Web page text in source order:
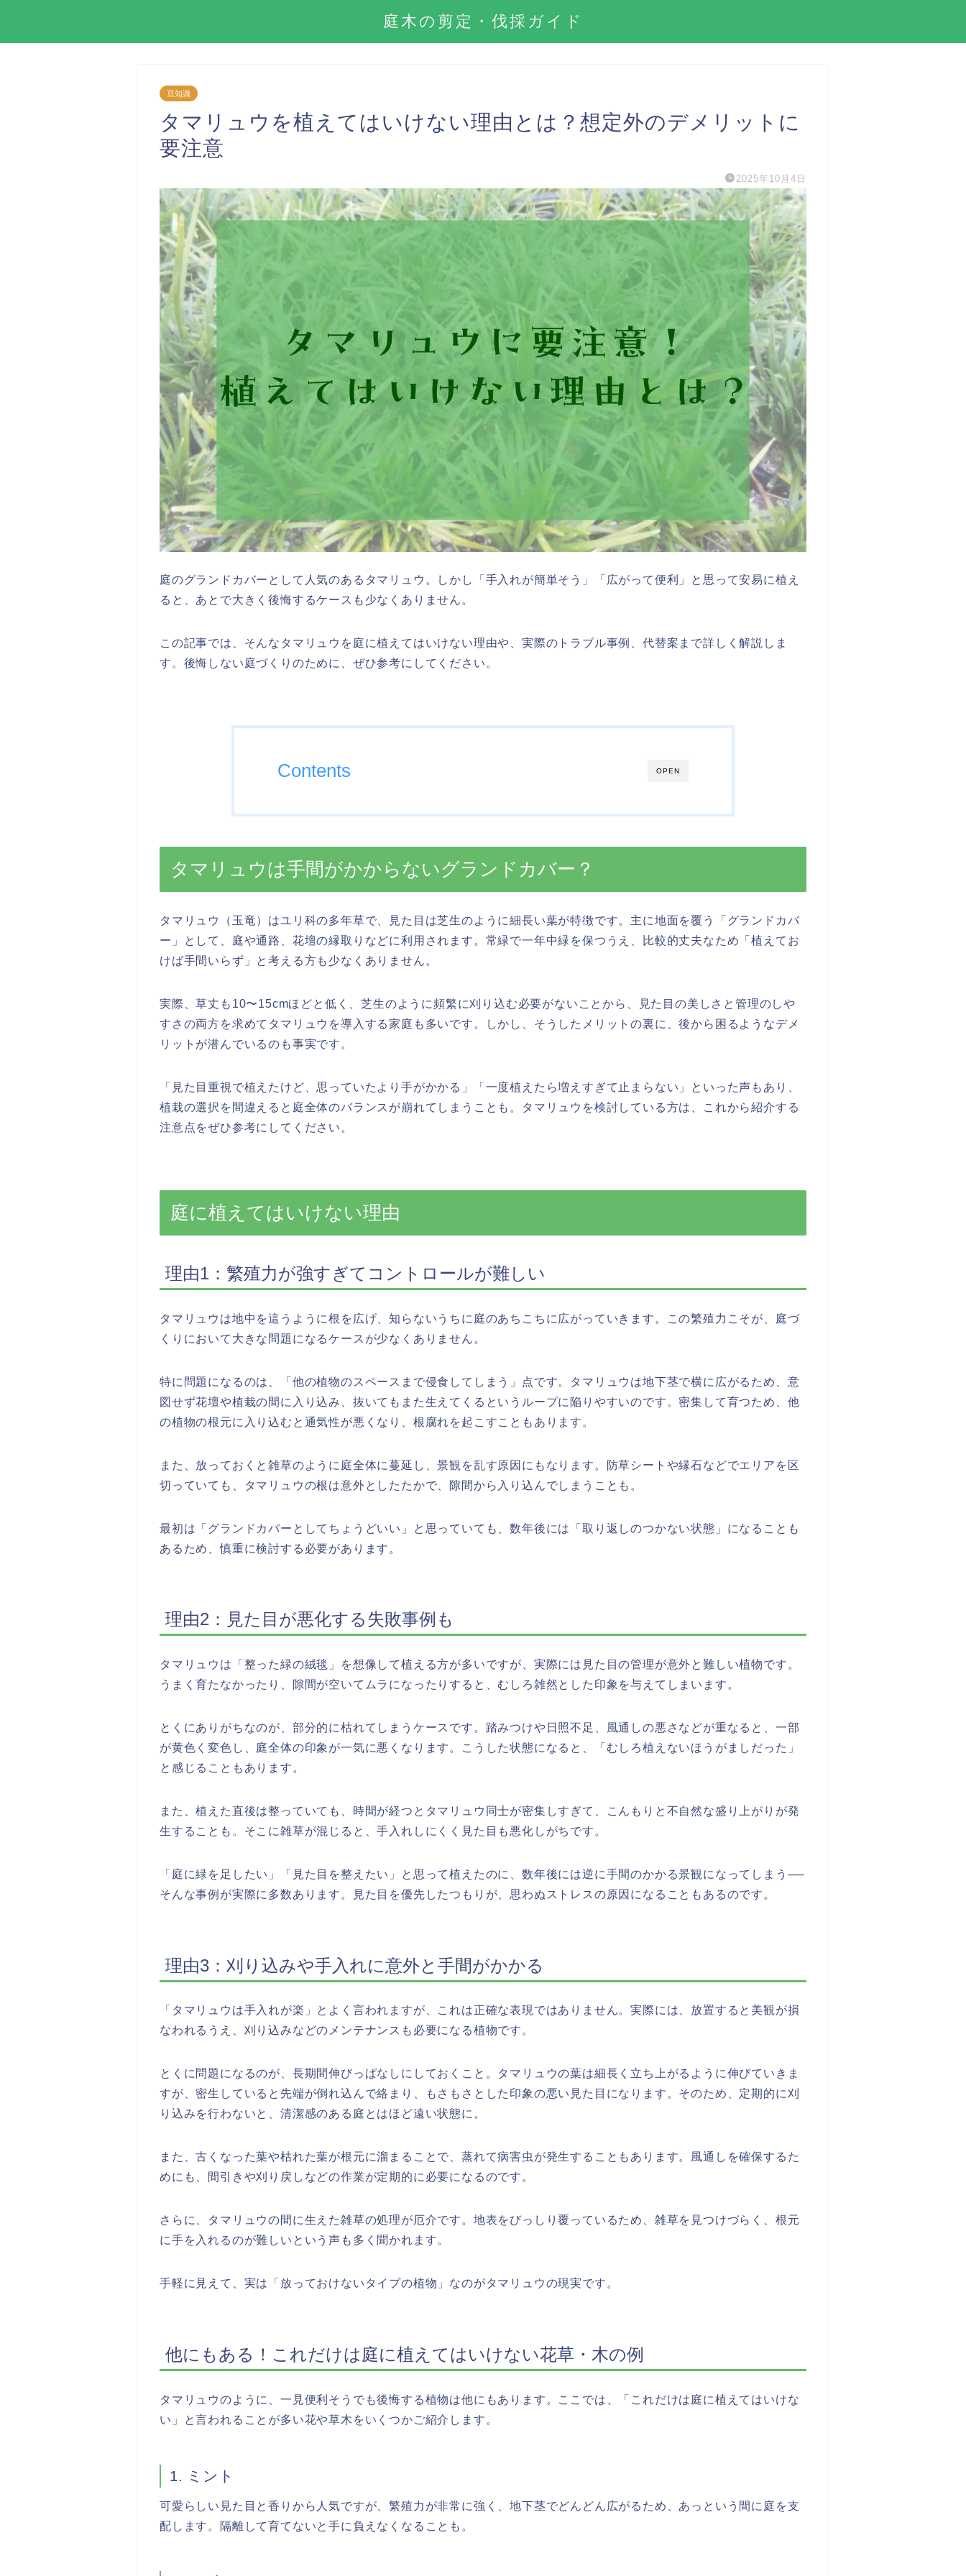
庭木の剪定・伐採ガイド
豆知識
タマリュウを植えてはいけない理由とは？想定外のデメリットに
要注意
2025年10月4日
庭のグランドカバーとして人気のあるタマリュウ。しかし「手入れが簡単そう」「広がって便利」と思って安易に植え
ると、あとで大きく後悔するケースも少なくありません。
この記事では、そんなタマリュウを庭に植えてはいけない理由や、実際のトラブル事例、代替案まで詳しく解説しま
す。後悔しない庭づくりのために、ぜひ参考にしてください。
OPEN
Contents
タマリュウは手間がかからないグランドカバー？
タマリュウ（玉竜）はユリ科の多年草で、見た目は芝生のように細長い葉が特徴です。主に地面を覆う「グランドカバ
ー」として、庭や通路、花壇の縁取りなどに利用されます。常緑で一年中緑を保つうえ、比較的丈夫なため「植えてお
けば手間いらず」と考える方も少なくありません。
実際、草丈も10〜15cmほどと低く、芝生のように頻繁に刈り込む必要がないことから、見た目の美しさと管理のしや
すさの両方を求めてタマリュウを導入する家庭も多いです。しかし、そうしたメリットの裏に、後から困るようなデメ
リットが潜んでいるのも事実です。
「見た目重視で植えたけど、思っていたより手がかかる」「一度植えたら増えすぎて止まらない」といった声もあり、
植栽の選択を間違えると庭全体のバランスが崩れてしまうことも。タマリュウを検討している方は、これから紹介する
注意点をぜひ参考にしてください。
庭に植えてはいけない理由
理由1：繁殖力が強すぎてコントロールが難しい
タマリュウは地中を這うように根を広げ、知らないうちに庭のあちこちに広がっていきます。この繁殖力こそが、庭づ
くりにおいて大きな問題になるケースが少なくありません。
特に問題になるのは、「他の植物のスペースまで侵食してしまう」点です。タマリュウは地下茎で横に広がるため、意
図せず花壇や植栽の間に入り込み、抜いてもまた生えてくるというループに陥りやすいのです。密集して育つため、他
の植物の根元に入り込むと通気性が悪くなり、根腐れを起こすこともあります。
また、放っておくと雑草のように庭全体に蔓延し、景観を乱す原因にもなります。防草シートや縁石などでエリアを区
切っていても、タマリュウの根は意外としたたかで、隙間から入り込んでしまうことも。
最初は「グランドカバーとしてちょうどいい」と思っていても、数年後には「取り返しのつかない状態」になることも
あるため、慎重に検討する必要があります。
理由2：見た目が悪化する失敗事例も
タマリュウは「整った緑の絨毯」を想像して植える方が多いですが、実際には見た目の管理が意外と難しい植物です。
うまく育たなかったり、隙間が空いてムラになったりすると、むしろ雑然とした印象を与えてしまいます。
とくにありがちなのが、部分的に枯れてしまうケースです。踏みつけや日照不足、風通しの悪さなどが重なると、一部
が黄色く変色し、庭全体の印象が一気に悪くなります。こうした状態になると、「むしろ植えないほうがましだった」
と感じることもあります。
また、植えた直後は整っていても、時間が経つとタマリュウ同士が密集しすぎて、こんもりと不自然な盛り上がりが発
生することも。そこに雑草が混じると、手入れしにくく見た目も悪化しがちです。
「庭に緑を足したい」「見た目を整えたい」と思って植えたのに、数年後には逆に手間のかかる景観になってしまう──
そんな事例が実際に多数あります。見た目を優先したつもりが、思わぬストレスの原因になることもあるのです。
理由3：刈り込みや手入れに意外と手間がかかる
「タマリュウは手入れが楽」とよく言われますが、これは正確な表現ではありません。実際には、放置すると美観が損
なわれるうえ、刈り込みなどのメンテナンスも必要になる植物です。
とくに問題になるのが、長期間伸びっぱなしにしておくこと。タマリュウの葉は細長く立ち上がるように伸びていきま
すが、密生していると先端が倒れ込んで絡まり、もさもさとした印象の悪い見た目になります。そのため、定期的に刈
り込みを行わないと、清潔感のある庭とはほど遠い状態に。
また、古くなった葉や枯れた葉が根元に溜まることで、蒸れて病害虫が発生することもあります。風通しを確保するた
めにも、間引きや刈り戻しなどの作業が定期的に必要になるのです。
さらに、タマリュウの間に生えた雑草の処理が厄介です。地表をびっしり覆っているため、雑草を見つけづらく、根元
に手を入れるのが難しいという声も多く聞かれます。
手軽に見えて、実は「放っておけないタイプの植物」なのがタマリュウの現実です。
他にもある！これだけは庭に植えてはいけない花草・木の例
タマリュウのように、一見便利そうでも後悔する植物は他にもあります。ここでは、「これだけは庭に植えてはいけな
い」と言われることが多い花や草木をいくつかご紹介します。
1. ミント
可愛らしい見た目と香りから人気ですが、繁殖力が非常に強く、地下茎でどんどん広がるため、あっという間に庭を支
配します。隔離して育てないと手に負えなくなることも。